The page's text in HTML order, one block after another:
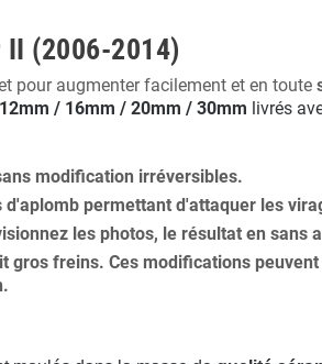
(2006-2014)
pour augmenter facilement et en toute
/ 16mm / 20mm / 30mm livrés
modification irréversibles.
d'aplomb permettant d'attaquer les
les photos, le résultat en sans
gros freins. Ces modifications
.